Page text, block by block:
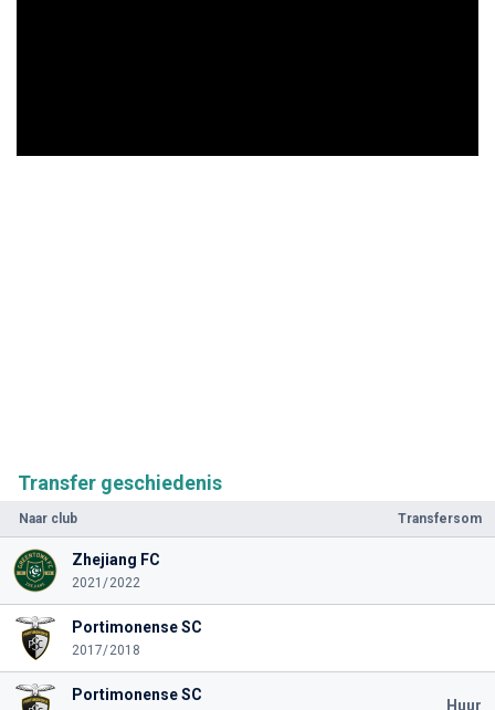
Transfer geschiedenis
Naar club Transfersom
Zhejiang FC
2021/2022
Portimonense SC
2017/2018
Portimonense SC
Huur